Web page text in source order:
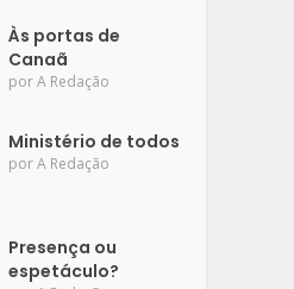
Às portas de
Canaã
porA Redação
Ministério de todos
porA Redação
Presença ou
espetáculo?